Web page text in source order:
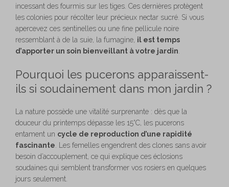
incessant des fourmis sur les tiges. Ces dernières protègent
les colonies pour récolter leur précieux nectar sucré. Si vous
apercevez ces sentinelles ou une fine pellicule noire
ressemblant à de la suie, la fumagine, il est temps
d’apporter un soin bienveillant à votre jardin.
Pourquoi les pucerons apparaissent-
ils si soudainement dans mon jardin ?
La nature possède une vitalité surprenante : dès que la
douceur du printemps dépasse les 15°C, les pucerons
entament un cycle de reproduction d’une rapidité
fascinante. Les femelles engendrent des clones sans avoir
besoin d’accouplement, ce qui explique ces éclosions
soudaines qui semblent transformer vos rosiers en quelques
jours seulement.